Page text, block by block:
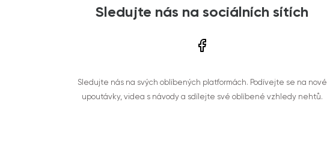
Sledujte nás na sociálních sítích
Sledujte nás na svých oblíbených platformách. Podívejte se na nové
upoutávky, videa s návody a sdílejte své oblíbené vzhledy nehtů.